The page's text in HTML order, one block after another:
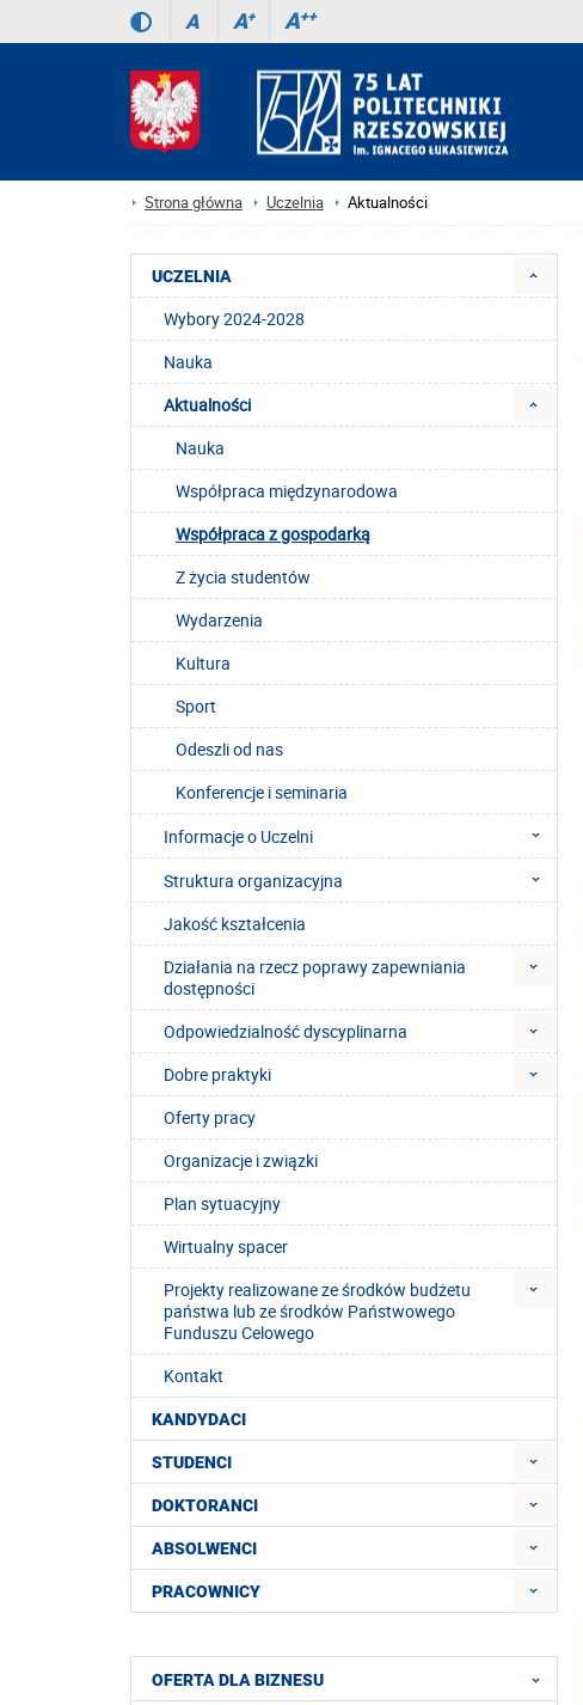
A A+ A++
Strona główna Uczelnia Aktualności
UCZELNIA
Wybory 2024-2028
Nauka
Aktualności
Nauka
Współpraca międzynarodowa
Współpraca z gospodarką
Z życia studentów
Wydarzenia
Kultura
Sport
Odeszli od nas
Konferencje i seminaria
Informacje o Uczelni
Struktura organizacyjna
Jakość kształcenia
Działania na rzecz poprawy zapewniania
dostępności
Odpowiedzialność dyscyplinarna
Dobre praktyki
Oferty pracy
Organizacje i związki
Plan sytuacyjny
Wirtualny spacer
Projekty realizowane ze środków budżetu
państwa lub ze środków Państwowego
Funduszu Celowego
Kontakt
KANDYDACI
STUDENCI
DOKTORANCI
ABSOLWENCI
PRACOWNICY
OFERTA DLA BIZNESU